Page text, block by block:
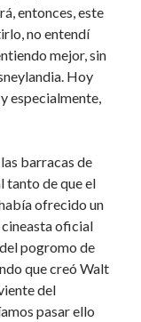
entonces, este
no entendí
mejor, sin
Hoy
especialmente,
barracas de
tanto de que el
ofrecido un
cineasta oficial
pogromo de
que creó Walt
del
pasar ello